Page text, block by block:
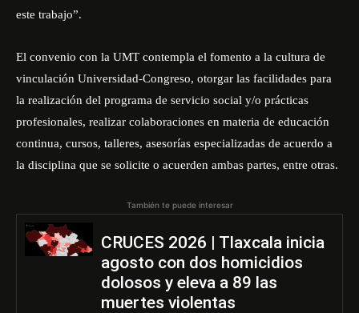
este trabajo”.
El convenio con la UMT contempla el fomento a la cultura de
vinculación Universidad-Congreso, otorgar las facilidades para
la realización del programa de servicio social y/o prácticas
profesionales, realizar colaboraciones en materia de educación
continua, cursos, talleres, asesorías especializadas de acuerdo a
la disciplina que se solicite o acuerden ambas partes, entre otras.
También te puede interesar
CRUCES 2026 | Tlaxcala inicia
agosto con dos homicidios
dolosos y eleva a 89 las
muertes violentas